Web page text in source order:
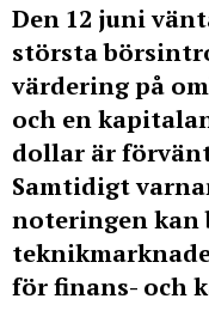
Den 12 juni
största
värdering på
och en
dollar är
Samtidigt
noteringen kan
för finans- och